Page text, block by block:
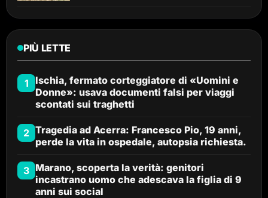
PIÙ LETTE
1
Ischia, fermato corteggiatore di «Uomini e
Donne»: usava documenti falsi per viaggi
scontati sui traghetti
2 Tragedia ad Acerra: Francesco Pio, 19 anni,
perde la vita in ospedale, autopsia richiesta.
3 Marano, scoperta la verità: genitori
incastrano uomo che adescava la figlia di 9
anni sui social